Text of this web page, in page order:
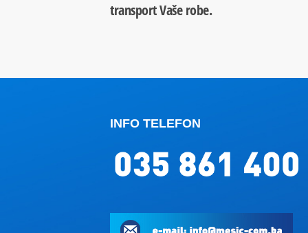
transport Vaše robe.
INFO TELEFON